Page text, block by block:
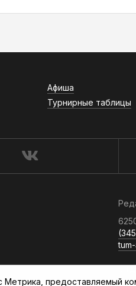
Афиша
Турнирные таблицы
предоставляемый